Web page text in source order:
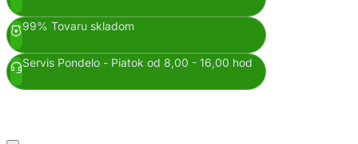
99% Tovaru skladom
Servis Pondelo - Piatok od 8,00 - 16,00 hod